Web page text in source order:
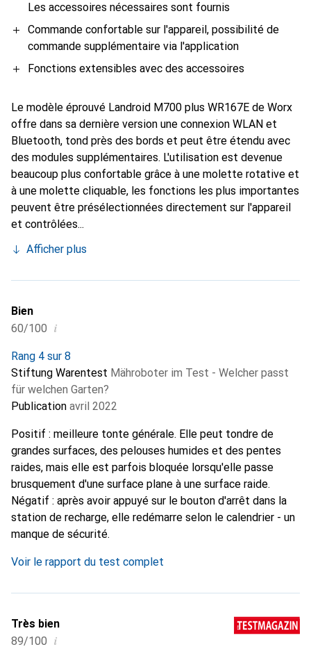
Les accessoires nécessaires sont fournis
Commande confortable sur l'appareil, possibilité de
commande supplémentaire via l'application
Fonctions extensibles avec des accessoires
Le modèle éprouvé Landroid M700 plus WR167E de Worx
offre dans sa dernière version une connexion WLAN et
Bluetooth, tond près des bords et peut être étendu avec
des modules supplémentaires. L'utilisation est devenue
beaucoup plus confortable grâce à une molette rotative et
à une molette cliquable, les fonctions les plus importantes
peuvent être présélectionnées directement sur l'appareil
et contrôlées...
Afficher plus
Bien
60/100 i
Rang 4 sur 8
Stiftung Warentest Mähroboter im Test - Welcher passt
für welchen Garten?
Publication avril 2022
Positif : meilleure tonte générale. Elle peut tondre de
grandes surfaces, des pelouses humides et des pentes
raides, mais elle est parfois bloquée lorsqu'elle passe
brusquement d'une surface plane à une surface raide.
Négatif : après avoir appuyé sur le bouton d'arrêt dans la
station de recharge, elle redémarre selon le calendrier - un
manque de sécurité.
Voir le rapport du test complet
Très bien
89/100 i